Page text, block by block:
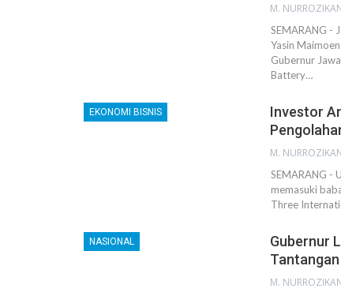
M.
SEMARANG -
Yasin
Gubernur
Battery…
EKONOMI BISNIS
Investor
M.
SEMARANG -
memasuki
Three
NASIONAL
Gubernur
M.